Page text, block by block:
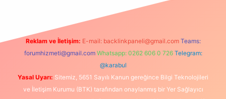
Reklam ve İletişim: E-mail: backlinkpaneli@gmail.com Teams:
forumhizmeti@gmail.com Whatsapp: 0262 606 0 726 Telegram:
@karabul
Yasal Uyarı: Sitemiz, 5651 Sayılı Kanun gereğince Bilgi Teknolojileri
ve İletişim Kurumu (BTK) tarafından onaylanmış bir Yer Sağlayıcı